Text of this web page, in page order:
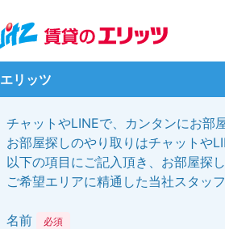
エリッツ
チャットやLINEで、カンタンにお部
お部屋探しのやり取りはチャットや
以下の項目にご記入頂き、お部屋探
ご希望エリアに精通した当社スタッ
名前 必須